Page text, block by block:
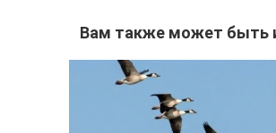
Вам также может быть